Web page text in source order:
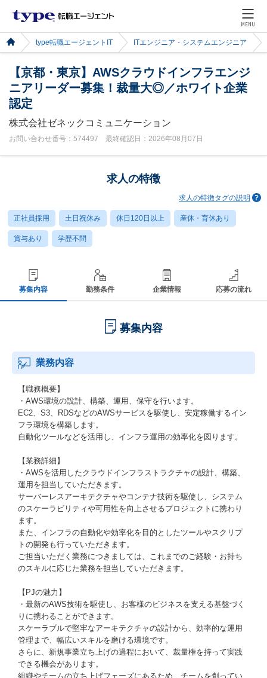
MENU
type転職エージェントIT ITエンジニア・システムエンジニア
【京都・東京】AWSクラウドインフラエンジ
ニアリーダー募集！裁量大◎／ホワイト企業
認定
株式会社ゼネックコミュニケーション
お問い合わせ番号：574497 最終確認日：2026年08月07日
求人の特徴
求人の特徴タグの説明
正社員採用 土日祝休み 休日120日以上 産休・育休あり
賞与あり 学歴不問
募集内容 勤務条件 企業情報 応募の流れ
募集内容
業務内容
【職務概要】
・AWS環境の設計、構築、運用、保守を行います。
EC2、S3、RDSなどのAWSサービスを駆使し、安定稼働するイン
フラ環境を構築します。
自動化ツールなどを活用し、インフラ運用の効率化を図ります。
【業務詳細】
・AWSを活用したクラウドインフラストラクチャの設計、構築、
運用を担当していただきます。
サーバーレスアーキテクチャやコンテナ技術を駆使し、システム
のスケーラビリティや可用性を向上させるプロジェクトに携わり
ます。
また、インフラの自動化や効率化を目的としたツールやスクリプ
トの開発も行っていただきます。
ご担当いただく業務につきましては、これまでのご経験・お持ち
のスキルに応じた業務を担当していただきます。
【PJの魅力】
・最新のAWS技術を駆使し、お客様のビジネスを支える基盤づく
りに携わることができます。
スケーラブルで堅牢なアーキテクチャの設計から、効率的な運用
管理まで、幅広いスキルを磨ける環境です。
さらに、新規事業立ち上げの過程において、裁量権を持って実践
できる機会があります。
組織やチームの立ち上げフェーズにあるため、チームを創ってい